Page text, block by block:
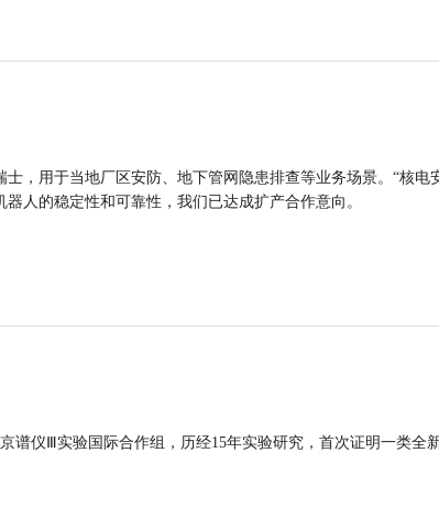
，用于当地厂区安防、地下管网隐患排查等业务场景。“核电
人的稳定性和可靠性，我们已达成扩产合作意向。
谱仪Ⅲ实验国际合作组，历经15年实验研究，首次证明一类全